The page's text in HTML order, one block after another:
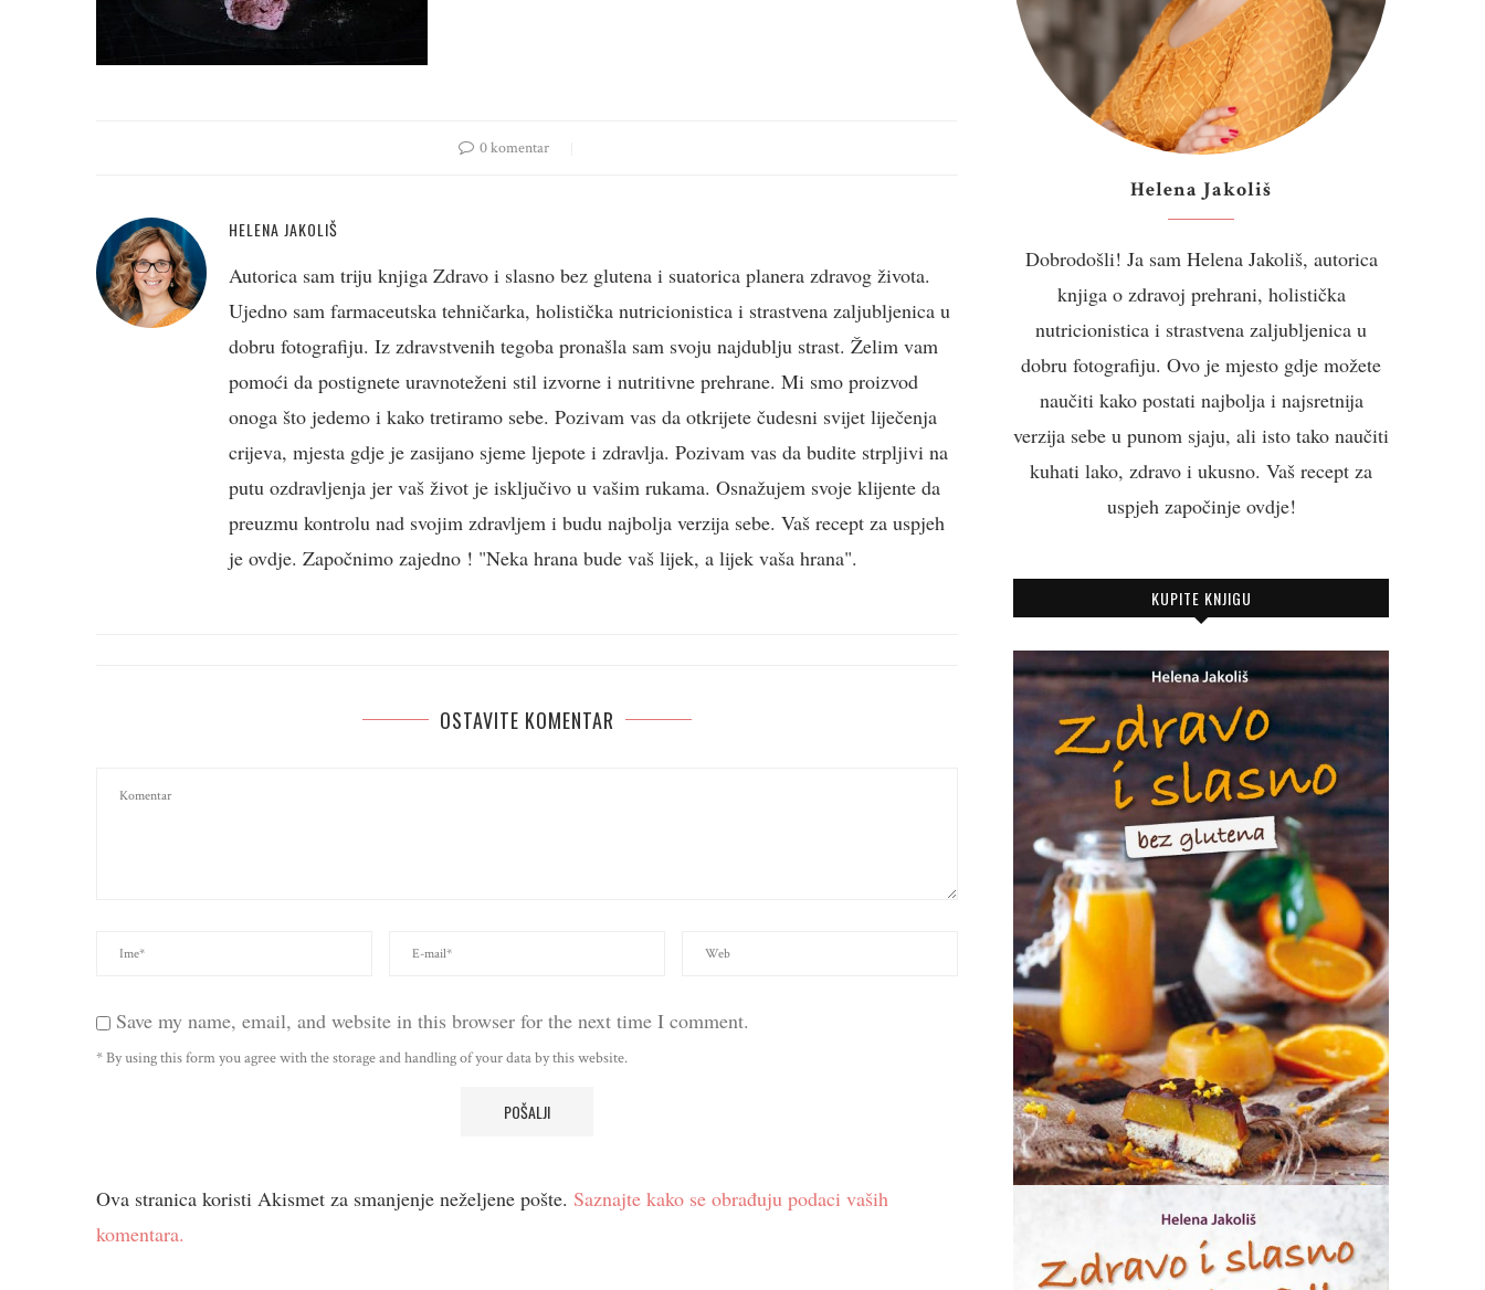
0 komentar
HELENA JAKOLIŠ
Autorica sam triju knjiga Zdravo i slasno bez glutena i suatorica planera zdravog života.
Ujedno sam farmaceutska tehničarka, holistička nutricionistica i strastvena zaljubljenica u
dobru fotografiju. Iz zdravstvenih tegoba pronašla sam svoju najdublju strast. Želim vam
pomoći da postignete uravnoteženi stil izvorne i nutritivne prehrane. Mi smo proizvod
onoga što jedemo i kako tretiramo sebe. Pozivam vas da otkrijete čudesni svijet liječenja
crijeva, mjesta gdje je zasijano sjeme ljepote i zdravlja. Pozivam vas da budite strpljivi na
putu ozdravljenja jer vaš život je isključivo u vašim rukama. Osnažujem svoje klijente da
preuzmu kontrolu nad svojim zdravljem i budu najbolja verzija sebe. Vaš recept za uspjeh
je ovdje. Započnimo zajedno ! "Neka hrana bude vaš lijek, a lijek vaša hrana".
OSTAVITE KOMENTAR
Save my name, email, and website in this browser for the next time I comment.
* By using this form you agree with the storage and handling of your data by this website.
Ova stranica koristi Akismet za smanjenje neželjene pošte. Saznajte kako se obrađuju podaci vaših
komentara.
Helena Jakoliš
Dobrodošli! Ja sam Helena Jakoliš, autorica
knjiga o zdravoj prehrani, holistička
nutricionistica i strastvena zaljubljenica u
dobru fotografiju. Ovo je mjesto gdje možete
naučiti kako postati najbolja i najsretnija
verzija sebe u punom sjaju, ali isto tako naučiti
kuhati lako, zdravo i ukusno. Vaš recept za
uspjeh započinje ovdje!
KUPITE KNJIGU